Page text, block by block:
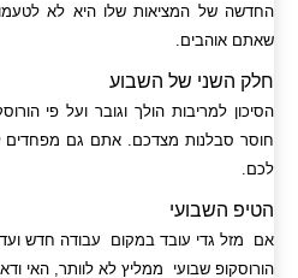
החדשה של המציאות שלו היא לא
שאתם אוהבים.
חלק השני של השבוע
הסיכון למריבות הולך וגובר ועל פי
חוסר סבלנות מצדכם. אתם גם מפחדים
לכם.
הטיפ השבועי
אם מזל גדי עובד במקום עבודה חדש
הורוסקופ שבועי ממליץ לא לוותר, האי